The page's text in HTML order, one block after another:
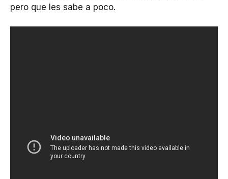
pero que les sabe a poco.